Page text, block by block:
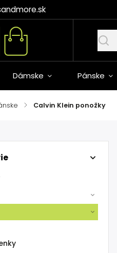
Dámske Pánske
/ Calvin Klein ponožky